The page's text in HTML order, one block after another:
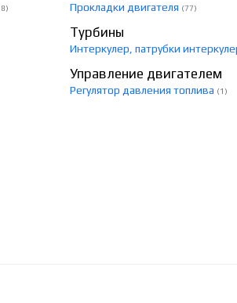
Прокладки двигателя (77)
Турбины
Интеркулер, патрубки
Управление двигателем
Регулятор давления топлива (1)